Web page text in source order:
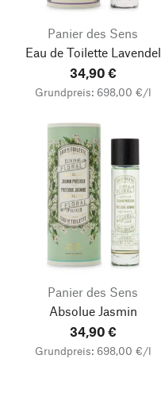
Panier des Sens
Eau de Toilette Lavendel
34,90 €
Grundpreis: 698,00 €/l
Panier des Sens
Absolue Jasmin
34,90 €
Grundpreis: 698,00 €/l